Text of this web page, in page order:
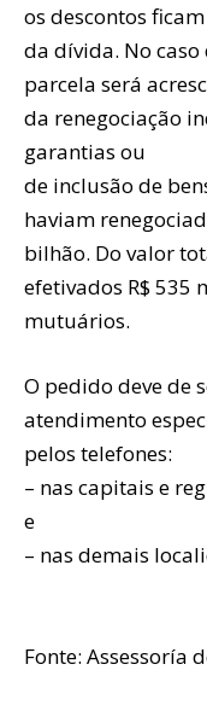
os descontos
da dívida. No
parcela será
da renegociação
garantias ou
de inclusão de
haviam
bilhão. Do valor
efetivados R$ 535
mutuários.
O pedido deve de
atendimento
pelos telefones:
– nas capitais e
e
– nas demais
Fonte: Assessoría